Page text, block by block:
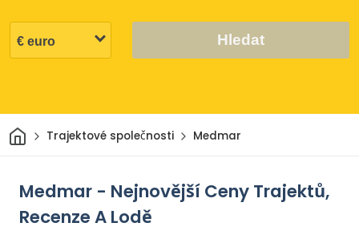
Hledat
Domov
Trajektové společnosti Medmar
Medmar - Nejnovější Ceny Trajektů,
Recenze A Lodě